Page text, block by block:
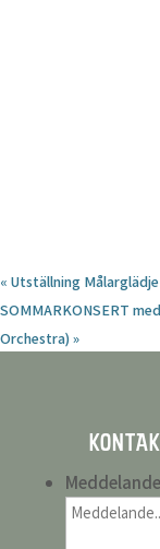
« Utställning Målarglädje
SOMMARKONSERT
Orchestra) »
Meddelande